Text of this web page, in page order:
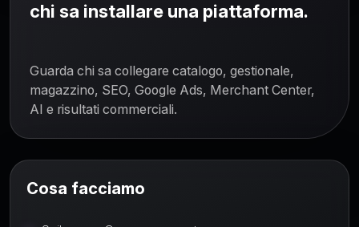
chi sa installare una piattaforma.
Guarda chi sa collegare catalogo, gestionale,
magazzino, SEO, Google Ads, Merchant Center,
AI e risultati commerciali.
Cosa facciamo